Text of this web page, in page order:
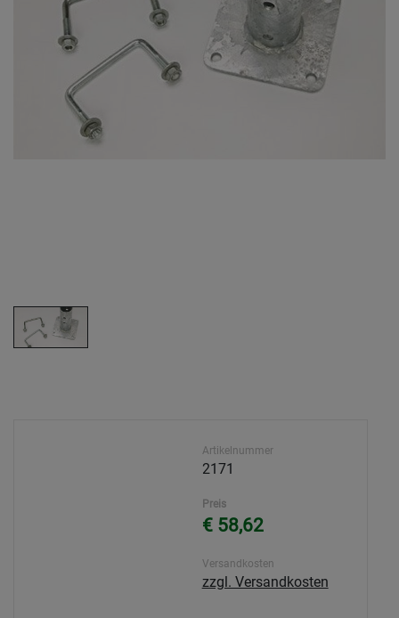
Artikelnummer
2171
Preis
€ 58,62
Versandkosten
zzgl. Versandkosten